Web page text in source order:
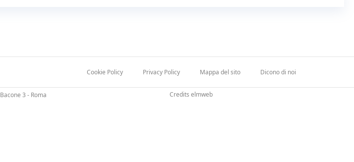
Cookie Policy Privacy Policy Mappa del sito Dicono di noi
3 - Roma Credits elmweb